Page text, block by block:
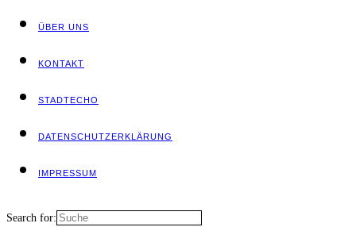
ÜBER UNS
KON­TAKT
STADT­ECHO
DATEN­SCHUTZ­ER­KLÄ­RUNG
IMPRES­SUM
Search for: